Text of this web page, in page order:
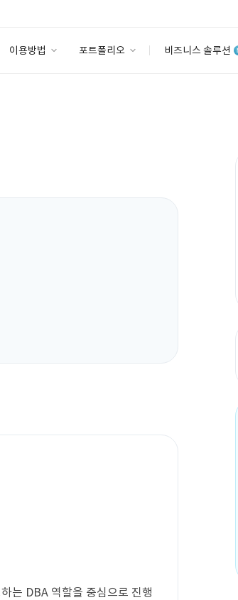
이용방법 포트폴리오 비즈니스 솔루션
는 DBA 역할을 중심으로 진행